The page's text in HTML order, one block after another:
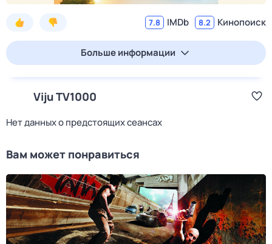
7.8 IMDb 8.2 Кинопоиск
Больше информации
Viju TV1000
Нет данных о предстоящих сеансах
Вам может понравиться